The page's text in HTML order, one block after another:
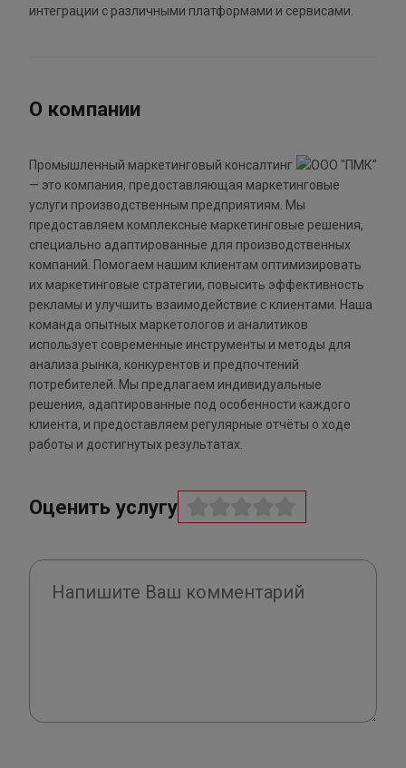
интеграции с различными платформами и сервисами.
О компании
Промышленный маркетинговый консалтинг
— это компания, предоставляющая маркетинговые
услуги производственным предприятиям. Мы
предоставляем комплексные маркетинговые решения,
специально адаптированные для производственных
компаний. Помогаем нашим клиентам оптимизировать
их маркетинговые стратегии, повысить эффективность
рекламы и улучшить взаимодействие с клиентами. Наша
команда опытных маркетологов и аналитиков
использует современные инструменты и методы для
анализа рынка, конкурентов и предпочтений
потребителей. Мы предлагаем индивидуальные
решения, адаптированные под особенности каждого
клиента, и предоставляем регулярные отчёты о ходе
работы и достигнутых результатах.
Оценить услугу